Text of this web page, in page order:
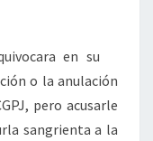
en su
o la anulación
pero acusarle
sangrienta a la